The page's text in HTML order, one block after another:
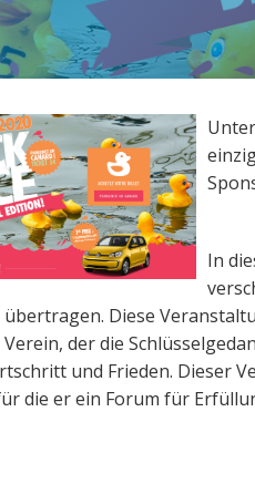
In
übertragen. Diese
der die
und Frieden. Dieser
die er ein Forum für